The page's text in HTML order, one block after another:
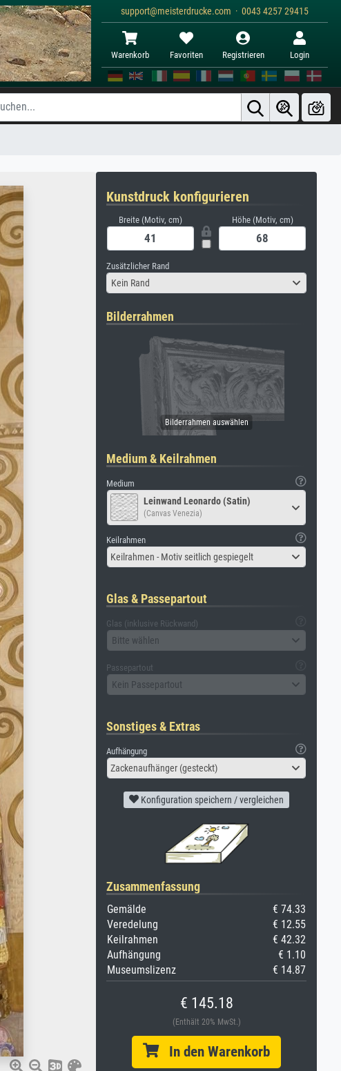
support@meisterdrucke.com · 0043 4257 29415
Warenkorb Favoriten Registrieren Login
Kunstdruck konfigurieren
Breite (Motiv, cm) Höhe (Motiv, cm)
Zusätzlicher Rand
Kein Rand
Bilderrahmen
Medium & Keilrahmen
Medium
Leinwand Leonardo (Satin)
(Canvas Venezia)
Keilrahmen
Keilrahmen - Motiv seitlich gespiegelt
Glas & Passepartout
Glas (inklusive Rückwand)
Bitte wählen
Passepartout
Kein Passepartout
Sonstiges & Extras
Aufhängung
Zackenaufhänger (gesteckt)
Konfiguration speichern / vergleichen
Zusammenfassung
Gemälde
€ 74.33
Veredelung
€ 12.55
Keilrahmen
€ 42.32
Aufhängung
€ 1.10
Museumslizenz
€ 14.87
€ 145.18
(Enthält 20% MwSt.)
In den Warenkorb